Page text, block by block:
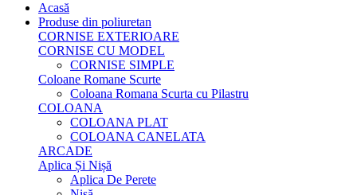
Acasă
Produse din poliuretan
CORNISE EXTERIOARE
CORNISE CU MODEL
CORNISE SIMPLE
Coloane Romane Scurte
Coloana Romana Scurta cu Pilastru
COLOANA
COLOANA PLAT
COLOANA CANELATA
ARCADE
Aplica Și Nișă
Aplica De Perete